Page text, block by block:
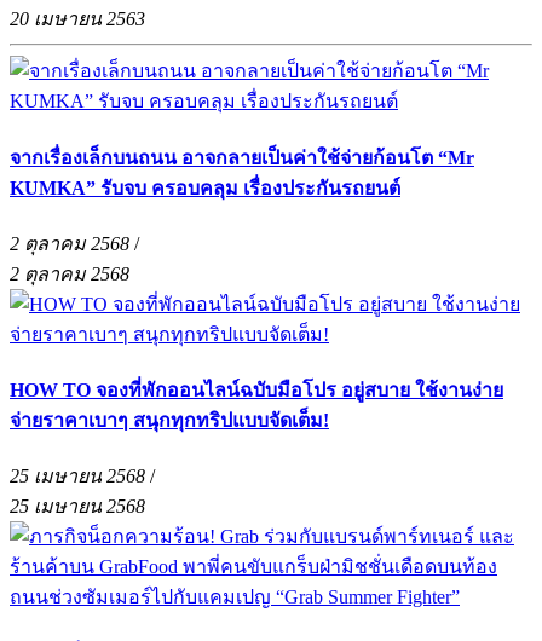
20 เมษายน 2563
จากเรื่องเล็กบนถนน อาจกลายเป็นค่าใช้จ่ายก้อนโต “Mr
KUMKA” รับจบ ครอบคลุม เรื่องประกันรถยนต์
2 ตุลาคม 2568 /
2 ตุลาคม 2568
HOW TO จองที่พักออนไลน์ฉบับมือโปร อยู่สบาย ใช้งานง่าย
จ่ายราคาเบาๆ สนุกทุกทริปแบบจัดเต็ม!
25 เมษายน 2568 /
25 เมษายน 2568